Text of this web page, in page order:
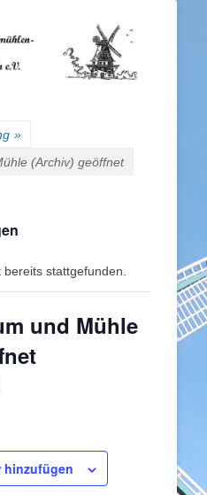
Gettorfer
Windmühlen- und
Kulturverein e.V.
»
(Archiv) geöffnet
stattgefunden.
und Mühle
hinzufügen